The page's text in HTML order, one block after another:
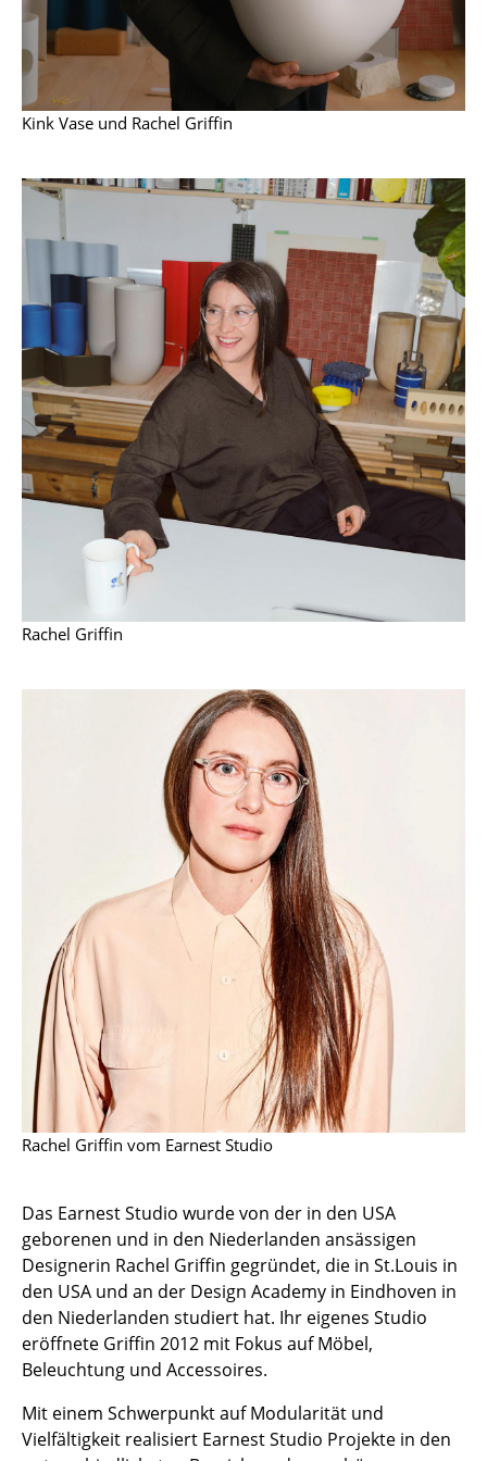
Kleinaufbewahrung
Einzelteile
... alle Aufbewahrungsmöbel
Hängeleuchten & Deckenleuchten
Tischleuchten
Schreibtischleuchten
Stehleuchten & Leseleuchten
Bodenleuchten
Wandleuchten
Outdoor-Leuchten
Akkuleuchten
... alle Leuchten
Doppelbetten
Einzelbetten
Nachttische & Bettzubehör
Accessoires
Uhren
Spiegel
Figuren & Miniaturen
Vasen
Tabletts
Aufbewahrungsboxen
Decken
Kissen
Teppiche
... alle Accessoires
Kink Vase und Rachel Griffin
Rachel Griffin
Rachel Griffin vom Earnest Studio
Das Earnest Studio wurde von der in den USA
geborenen und in den Niederlanden ansässigen
Designerin Rachel Griffin gegründet, die in St.Louis in
den USA und an der Design Academy in Eindhoven in
den Niederlanden studiert hat. Ihr eigenes Studio
eröffnete Griffin 2012 mit Fokus auf Möbel,
Beleuchtung und Accessoires.
Mit einem Schwerpunkt auf Modularität und
Vielfältigkeit realisiert Earnest Studio Projekte in den